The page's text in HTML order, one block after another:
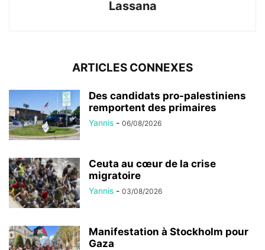
Lassana
ARTICLES CONNEXES
Des candidats pro-palestiniens
remportent des primaires
Yannis - 06/08/2026
Ceuta au cœur de la crise
migratoire
Yannis - 03/08/2026
Manifestation à Stockholm pour
Gaza